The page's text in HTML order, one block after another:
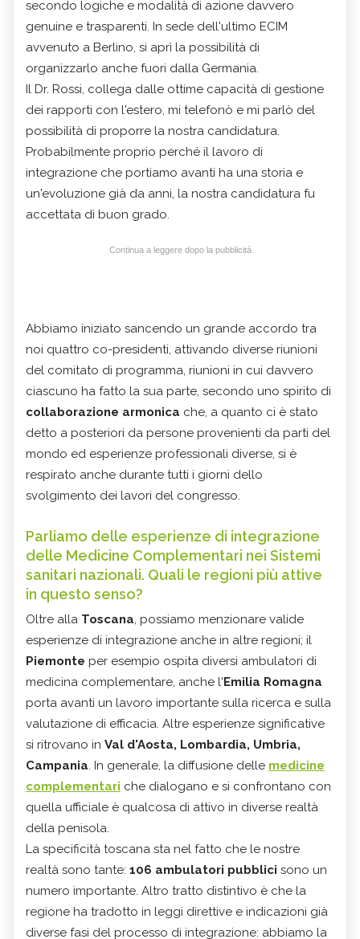
secondo logiche e modalità di azione davvero
genuine e trasparenti. In sede dell'ultimo ECIM
avvenuto a Berlino, si aprì la possibilità di
organizzarlo anche fuori dalla Germania.
Il Dr. Rossi, collega dalle ottime capacità di gestione
dei rapporti con l'estero, mi telefonò e mi parlò del
possibilità di proporre la nostra candidatura.
Probabilmente proprio perché il lavoro di
integrazione che portiamo avanti ha una storia e
un'evoluzione già da anni, la nostra candidatura fu
accettata di buon grado.
Continua a leggere dopo la pubblicità
Abbiamo iniziato sancendo un grande accordo tra
noi quattro co-presidenti, attivando diverse riunioni
del comitato di programma, riunioni in cui davvero
ciascuno ha fatto la sua parte, secondo uno spirito di
collaborazione armonica che, a quanto ci è stato
detto a posteriori da persone provenienti da parti del
mondo ed esperienze professionali diverse, si è
respirato anche durante tutti i giorni dello
svolgimento dei lavori del congresso.
Parliamo delle esperienze di integrazione
delle Medicine Complementari nei Sistemi
sanitari nazionali. Quali le regioni più attive
in questo senso?
Oltre alla Toscana, possiamo menzionare valide
esperienze di integrazione anche in altre regioni; il
Piemonte per esempio ospita diversi ambulatori di
medicina complementare, anche l'Emilia Romagna
porta avanti un lavoro importante sulla ricerca e sulla
valutazione di efficacia. Altre esperienze significative
si ritrovano in Val d'Aosta, Lombardia, Umbria,
Campania. In generale, la diffusione delle medicine
complementari che dialogano e si confrontano con
quella ufficiale è qualcosa di attivo in diverse realtà
della penisola.
La specificità toscana sta nel fatto che le nostre
realtà sono tante: 106 ambulatori pubblici sono un
numero importante. Altro tratto distintivo è che la
regione ha tradotto in leggi direttive e indicazioni già
diverse fasi del processo di integrazione: abbiamo la